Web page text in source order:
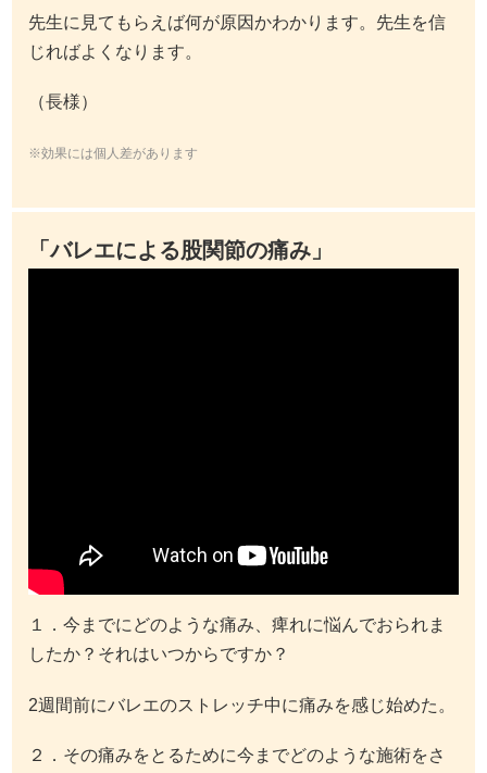
先生に見てもらえば何が原因かわかります。先生を信
じればよくなります。
（長様）
※効果には個人差があります
「バレエによる股関節の痛み」
１．今までにどのような痛み、痺れに悩んでおられま
したか？それはいつからですか？
2週間前にバレエのストレッチ中に痛みを感じ始めた。
２．その痛みをとるために今までどのような施術をさ